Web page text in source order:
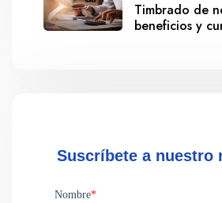
Timbrado de
beneficios y
Suscríbete a nuestro